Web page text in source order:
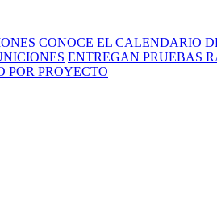
CONOCE EL CALENDARIO
ENTREGAN PRUEBAS
POR PROYECTO